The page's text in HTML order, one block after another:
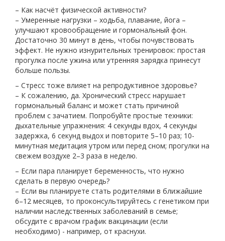
– Как насчёт физической активности?
– Умеренные нагрузки – ходьба, плавание, йога –
улучшают кровообращение и гормональный фон.
Достаточно 30 минут в день, чтобы почувствовать
эффект. Не нужно изнурительных тренировок: простая
прогулка после ужина или утренняя зарядка принесут
больше пользы.
– Стресс тоже влияет на репродуктивное здоровье?
– К сожалению, да. Хронический стресс нарушает
гормональный баланс и может стать причиной
проблем с зачатием. Попробуйте простые техники:
дыхательные упражнения: 4 секунды вдох, 4 секунды
задержка, 6 секунд выдох и повторите 5–10 раз; 10-
минутная медитация утром или перед сном; прогулки на
свежем воздухе 2–3 раза в неделю.
– Если пара планирует беременность, что нужно
сделать в первую очередь?
– Если вы планируете стать родителями в ближайшие
6–12 месяцев, то проконсультируйтесь с генетиком при
наличии наследственных заболеваний в семье;
обсудите с врачом график вакцинации (если
необходимо) - например, от краснухи.